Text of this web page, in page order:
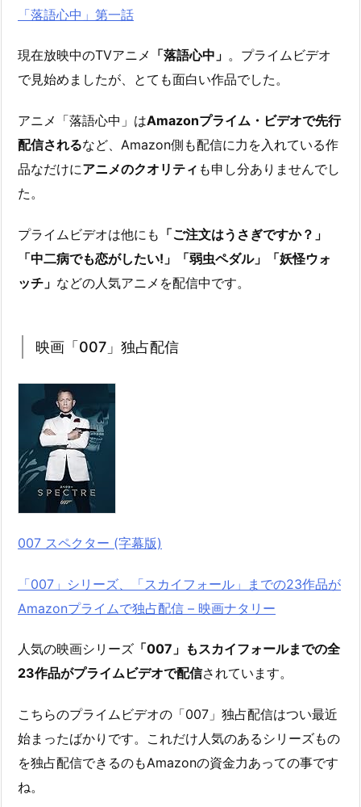
「落語心中」第一話
現在放映中のTVアニメ 「落語心中」 。プライムビデオ
で見始めましたが、とても面白い作品でした。
アニメ「落語心中」はAmazonプライム・ビデオで先行
配信されるなど、Amazon側も配信に力を入れている作
品なだけにアニメのクオリティ も申し分ありませんでし
た。
プライムビデオは他にも 「ご注文はうさぎですか？」
「中二病でも恋がしたい!」「弱虫ペダル」「妖怪ウォ
ッチ」 などの人気アニメを配信中です。
映画「007」独占配信
007 スペクター (字幕版)
「007」シリーズ、「スカイフォール」までの23作品が
Amazonプライムで独占配信 – 映画ナタリー
人気の映画シリーズ 「007」もスカイフォールまでの全
23作品がプライムビデオで配信されています。
こちらのプライムビデオの「007」独占配信はつい最近
始まったばかりです。これだけ人気のあるシリーズもの
を独占配信できるのもAmazonの資金力あっての事です
ね。